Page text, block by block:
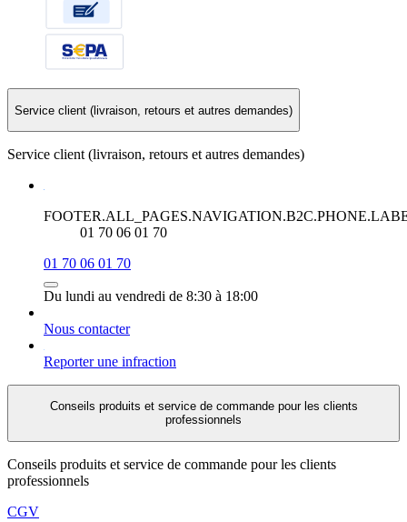
Service client (livraison, retours et autres demandes)
Service client (livraison, retours et autres demandes)
01 70 06 01 70
01 70 06 01 70
Du lundi au vendredi de 8:30 à 18:00
Nous contacter
Reporter une infraction
Conseils produits et service de commande pour les clients
professionnels
Conseils produits et service de commande pour les clients
professionnels
CGV